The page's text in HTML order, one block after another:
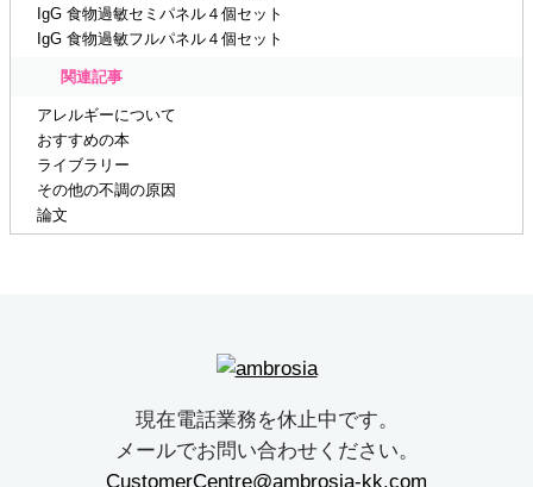
IgG 食物過敏セミパネル４個セット
IgG 食物過敏フルパネル４個セット
関連記事
アレルギーについて
おすすめの本
ライブラリー
その他の不調の原因
論文
現在電話業務を休止中です。
メールでお問い合わせください。
CustomerCentre@ambrosia-kk.com